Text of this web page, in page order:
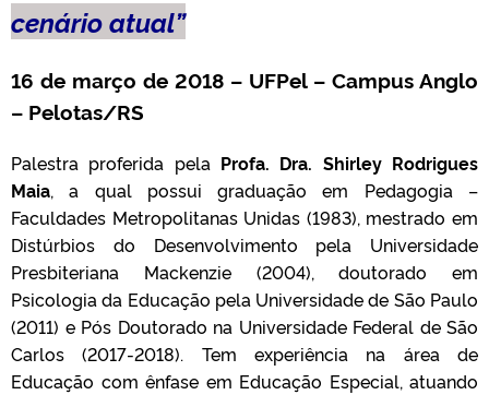
cenário atual”
16 de março de 2018 – UFPel – Campus Anglo
– Pelotas/RS
Palestra proferida pela Profa. Dra. Shirley Rodrigues
Maia, a qual possui graduação em Pedagogia –
Faculdades Metropolitanas Unidas (1983), mestrado em
Distúrbios do Desenvolvimento pela Universidade
Presbiteriana Mackenzie (2004), doutorado em
Psicologia da Educação pela Universidade de São Paulo
(2011) e Pós Doutorado na Universidade Federal de São
Carlos (2017-2018). Tem experiência na área de
Educação com ênfase em Educação Especial, atuando